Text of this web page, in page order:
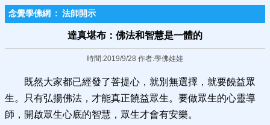
念覺學佛網 : 法師開示
達真堪布：佛法和智慧是一體的
時間:2019/9/28 作者:學佛娃娃
既然大家都已經發了菩提心，就別無選擇，就要饒益眾
生。只有弘揚佛法，才能真正饒益眾生。要做眾生的心靈導
師，開啟眾生心底的智慧，眾生才會有安樂。